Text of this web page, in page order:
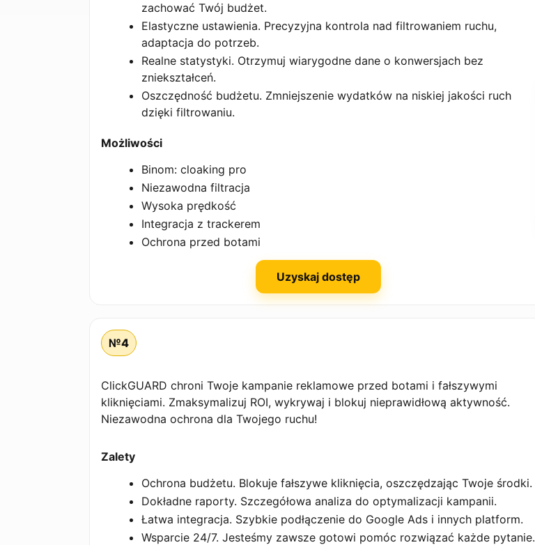
zachować Twój budżet.
Elastyczne ustawienia. Precyzyjna kontrola nad filtrowaniem ruchu,
adaptacja do potrzeb.
Realne statystyki. Otrzymuj wiarygodne dane o konwersjach bez
zniekształceń.
Oszczędność budżetu. Zmniejszenie wydatków na niskiej jakości ruch
dzięki filtrowaniu.
Możliwości
Binom: cloaking pro
Niezawodna filtracja
Wysoka prędkość
Integracja z trackerem
Ochrona przed botami
Uzyskaj dostęp
№4
ClickGUARD chroni Twoje kampanie reklamowe przed botami i fałszywymi
kliknięciami. Zmaksymalizuj ROI, wykrywaj i blokuj nieprawidłową aktywność.
Niezawodna ochrona dla Twojego ruchu!
Zalety
Ochrona budżetu. Blokuje fałszywe kliknięcia, oszczędzając Twoje środki.
Dokładne raporty. Szczegółowa analiza do optymalizacji kampanii.
Łatwa integracja. Szybkie podłączenie do Google Ads i innych platform.
Wsparcie 24/7. Jesteśmy zawsze gotowi pomóc rozwiązać każde pytanie.